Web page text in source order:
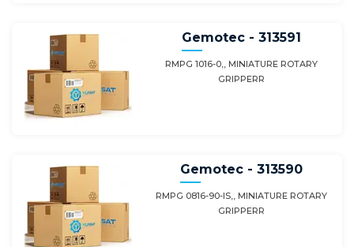
Gemotec - 313591
RMPG 1016-0,, MINIATURE ROTARY
GRIPPERR
Gemotec - 313590
RMPG 0816-90-IS,, MINIATURE ROTARY
GRIPPERR